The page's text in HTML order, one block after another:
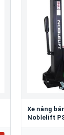
Xe nâng
Noblelift